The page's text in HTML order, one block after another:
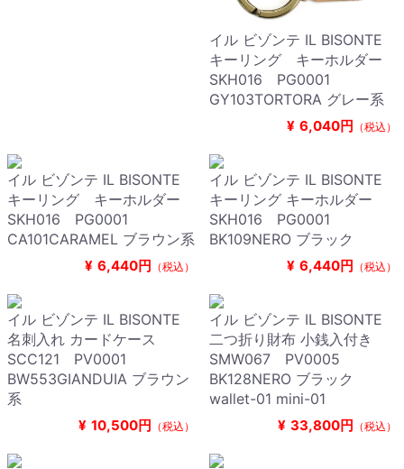
イル ビゾンテ IL BISONTE
キーリング キーホルダー
SKH016 PG0001
GY103TORTORA グレー系
¥ 6,040円 （税込）
イル ビゾンテ IL BISONTE
キーリング キーホルダー
SKH016 PG0001
CA101CARAMEL ブラウン系
¥ 6,440円 （税込）
イル ビゾンテ IL BISONTE
キーリング キーホルダー
SKH016 PG0001
BK109NERO ブラック
¥ 6,440円 （税込）
イル ビゾンテ IL BISONTE
名刺入れ カードケース
SCC121 PV0001
BW553GIANDUIA ブラウン
系
¥ 10,500円 （税込）
イル ビゾンテ IL BISONTE
二つ折り財布 小銭入付き
SMW067 PV0005
BK128NERO ブラック
wallet-01 mini-01
¥ 33,800円 （税込）